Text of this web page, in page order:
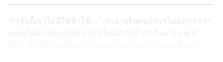
“ถ้าวันนี้เราไม่มีไฟฟ้าใช้…” เราอาจจินตนาการไม่ออกว่าเรา